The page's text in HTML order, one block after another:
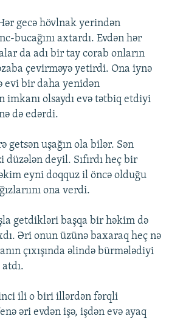
gecə hövlnak yerindən
bucağını axtardı. Evdən hər
da adı bir tay corab onların
çevirməyə yetirdi. Ona iynə
evi bir daha yenidən
olsaydı evə tətbiq etdiyi
də edərdi.
getsən uşağın ola bilər. Sən
düzələn deyil. Sıfırdı heç bir
eyni doqquz il öncə olduğu
ona verdi.
getdikləri başqa bir həkim də
Əri onun üzünə baxaraq heç nə
çıxışında əlində bürmələdiyi
ili o biri illərdən fərqli
əri evdən işə, işdən evə ayaq